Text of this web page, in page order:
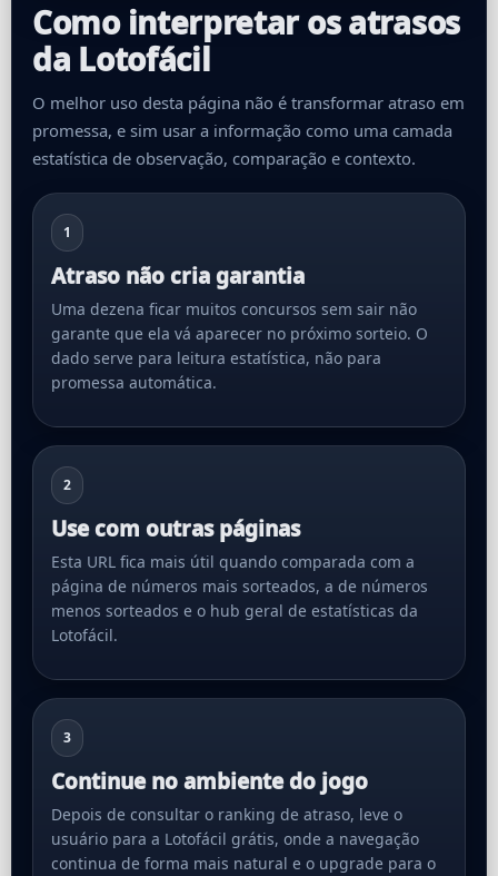
Como interpretar os atrasos
da Lotofácil
O melhor uso desta página não é transformar atraso em
promessa, e sim usar a informação como uma camada
estatística de observação, comparação e contexto.
1
Atraso não cria garantia
Uma dezena ficar muitos concursos sem sair não
garante que ela vá aparecer no próximo sorteio. O
dado serve para leitura estatística, não para
promessa automática.
2
Use com outras páginas
Esta URL fica mais útil quando comparada com a
página de números mais sorteados, a de números
menos sorteados e o hub geral de estatísticas da
Lotofácil.
3
Continue no ambiente do jogo
Depois de consultar o ranking de atraso, leve o
usuário para a Lotofácil grátis, onde a navegação
continua de forma mais natural e o upgrade para o